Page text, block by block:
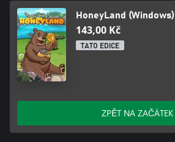
HoneyLand (Windows)
143,00 Kč
TATO EDICE
ZPĚT NA ZAČÁTEK